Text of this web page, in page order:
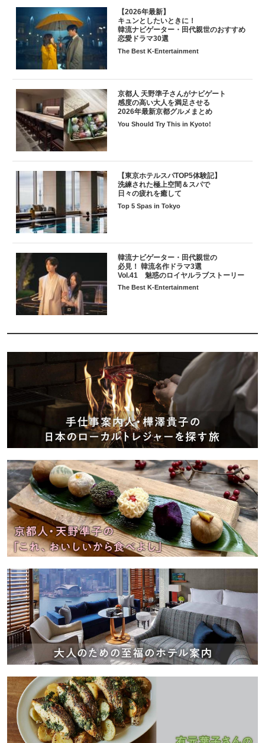
【2026年最新】
キュンとしたいときに！
韓流ナビゲーター・田代親世のおすすめ
恋愛ドラマ30選
The Best K-Entertainment
京都人 天野準子さんがナビゲート
感度の高い大人を満足させる
2026年最新京都グルメまとめ
You Should Try This in Kyoto!
【東京ホテルスパTOP5体験記】
洗練された極上空間＆スパで
日々の疲れを癒して
Top 5 Spas in Tokyo
韓流ナビゲーター・田代親世の
必見！ 韓流名作ドラマ3選
Vol.41 魅惑のロイヤルラブストーリー
The Best K-Entertainment